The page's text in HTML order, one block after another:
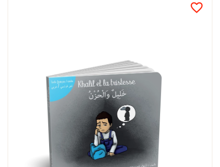
favorite_border